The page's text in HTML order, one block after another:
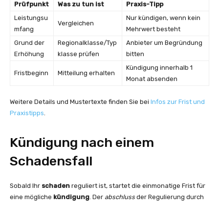
Prüfpunkt Was zu tun ist
Praxis-Tipp
Leistungsu
mfang
Vergleichen
Nur kündigen, wenn kein
Mehrwert besteht
Grund der
Erhöhung
Regionalklasse/Typ
klasse prüfen
Anbieter um Begründung
bitten
Fristbeginn Mitteilung erhalten
Kündigung innerhalb 1
Monat absenden
Weitere Details und Mustertexte finden Sie bei Infos zur Frist und
Praxistipps.
Kündigung nach einem
Schadensfall
Sobald Ihr schaden reguliert ist, startet die einmonatige Frist für
eine mögliche kündigung. Der abschluss der Regulierung durch